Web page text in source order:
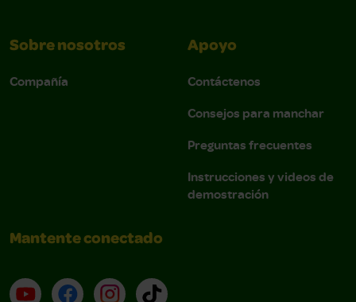
Sobre nosotros
Compañía
Apoyo
Contáctenos
Consejos para manchar
Preguntas frecuentes
Instrucciones y videos de
demostración
Mantente conectado
YouTube (en inglés)
Facebook (en inglés)
Instagram (en inglés)
TikTok